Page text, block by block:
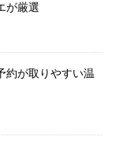
が厳選
約が取りやすい温